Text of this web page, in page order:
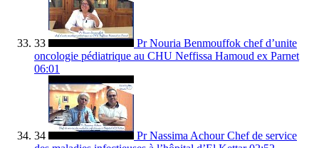
33
Pr Nouria Benmouffok chef d’unite
oncologie pédiatrique au CHU Neffissa Hamoud ex Parnet
06:01
34
Pr Nassima Achour Chef de service